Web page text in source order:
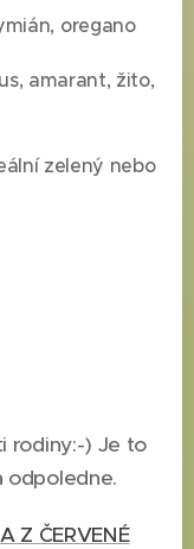
oregano
amarant, žito,
zelený nebo
rodiny:-) Je to
odpoledne.
Z ČERVENÉ